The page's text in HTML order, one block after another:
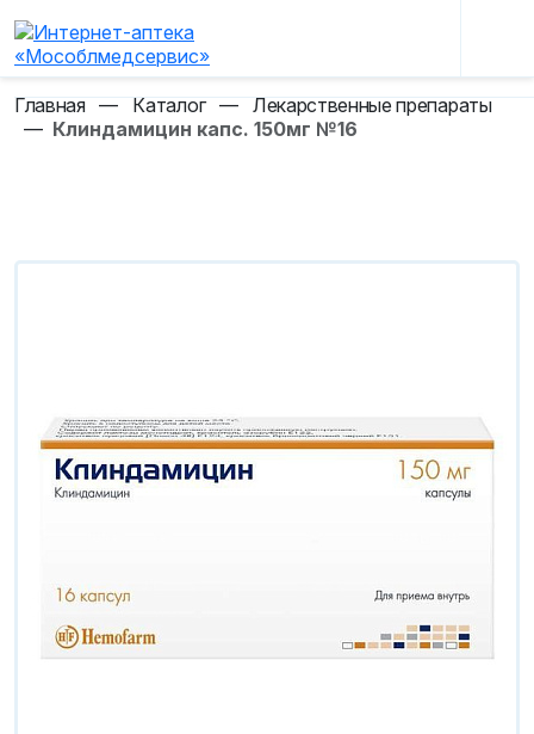
Главная — Каталог — Лекарственные препараты
— Клиндамицин капс. 150мг №16